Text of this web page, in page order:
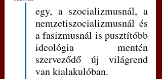
egy, a szocializmusnál, a
nemzetiszocializmusnál és
a fasizmusnál is pusztítóbb
ideológia mentén
szerveződő új világrend
van kialakulóban.